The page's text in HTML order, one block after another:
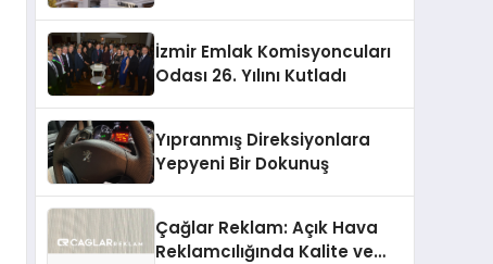
İzmir Emlak Komisyoncuları
Odası 26. Yılını Kutladı
Yıpranmış Direksiyonlara
Yepyeni Bir Dokunuş
Çağlar Reklam: Açık Hava
Reklamcılığında Kalite ve